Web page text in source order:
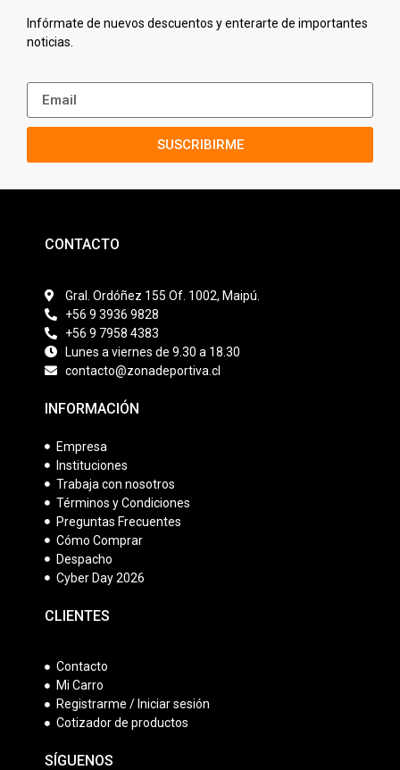
Infórmate de nuevos descuentos y enterarte de importantes
noticias.
SUSCRIBIRME
CONTACTO
Gral. Ordóñez 155 Of. 1002, Maipú.
+56 9 3936 9828
+56 9 7958 4383
Lunes a viernes de 9.30 a 18.30
contacto@zonadeportiva.cl
INFORMACIÓN
Empresa
Instituciones
Trabaja con nosotros
Términos y Condiciones
Preguntas Frecuentes
Cómo Comprar
Despacho
Cyber Day 2026
CLIENTES
Contacto
Mi Carro
Registrarme / Iniciar sesión
Cotizador de productos
SÍGUENOS